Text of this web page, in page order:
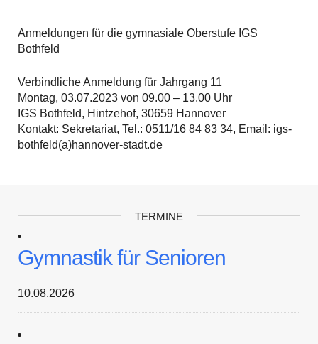
Anmeldungen für die gymnasiale Oberstufe IGS
Bothfeld
Verbindliche Anmeldung für Jahrgang 11
Montag, 03.07.2023 von 09.00 – 13.00 Uhr
IGS Bothfeld, Hintzehof, 30659 Hannover
Kontakt: Sekretariat, Tel.: 0511/16 84 83 34, Email: igs-
bothfeld(a)hannover-stadt.de
TERMINE
Gymnastik für Senioren
10.08.2026